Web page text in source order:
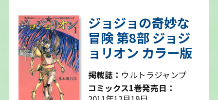
ジョジョの奇妙な
冒険 第8部 ジョジ
ョリオン カラー版
掲載誌： ウルトラジャンプ
コミックス1巻発売日：